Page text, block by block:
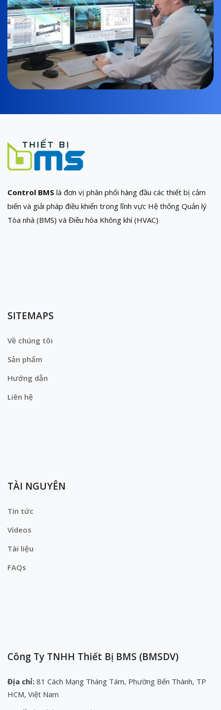
Control BMS là đơn vị phân phối hàng đầu các thiết bị cảm
biến và giải pháp điều khiển trong lĩnh vực Hệ thống Quản lý
Tòa nhà (BMS) và Điều hòa Không khí (HVAC)
SITEMAPS
Về chúng tôi
Sản phẩm
Hướng dẫn
Liên hệ
TÀI NGUYÊN
Tin tức
Videos
Tài liệu
FAQs
Công Ty TNHH Thiết Bị BMS (BMSDV)
Địa chỉ: 81 Cách Mạng Tháng Tám, Phường Bến Thành, TP
HCM, Việt Nam